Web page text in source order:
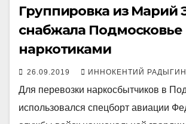
Группировка из Марий
снабжала Подмосковье
наркотиками
26.09.2019 ИННОКЕНТИЙ РАДЫГИН
Для перевозки наркосбытчиков в
использовался спецборт авиации